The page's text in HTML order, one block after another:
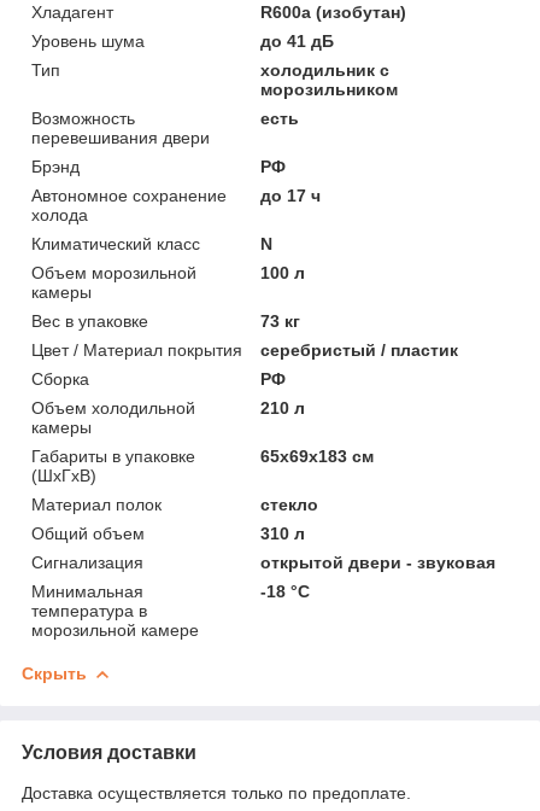
Хладагент
R600a (изобутан)
Уровень шума
до 41 дБ
Тип
холодильник с
морозильником
Возможность
перевешивания двери
есть
Брэнд
РФ
Автономное сохранение
холода
до 17 ч
Климатический класс
N
Объем морозильной
камеры
100 л
Вес в упаковке
73 кг
Цвет / Материал покрытия
серебристый / пластик
Сборка
РФ
Объем холодильной
камеры
210 л
Габариты в упаковке
(ШхГхВ)
65х69х183 см
Материал полок
стекло
Общий объем
310 л
Сигнализация
открытой двери - звуковая
Минимальная
температура в
морозильной камере
-18 °C
Скрыть
Условия доставки
Доставка осуществляется только по предоплате.